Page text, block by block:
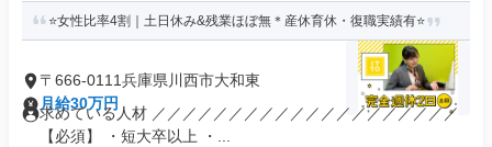
⭐女性比率4割｜土日休み&残業ほぼ無＊産休育休・復職実績有⭐
〒666-0111兵庫県川西市大和東
月給30万円
求めている人材 ／／／／／／／／／／／／／／／／／／／／
【必須】 ・短大卒以上 ・...